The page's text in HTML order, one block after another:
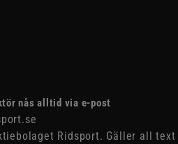
nås alltid via e-post
Ridsport. Gäller all text